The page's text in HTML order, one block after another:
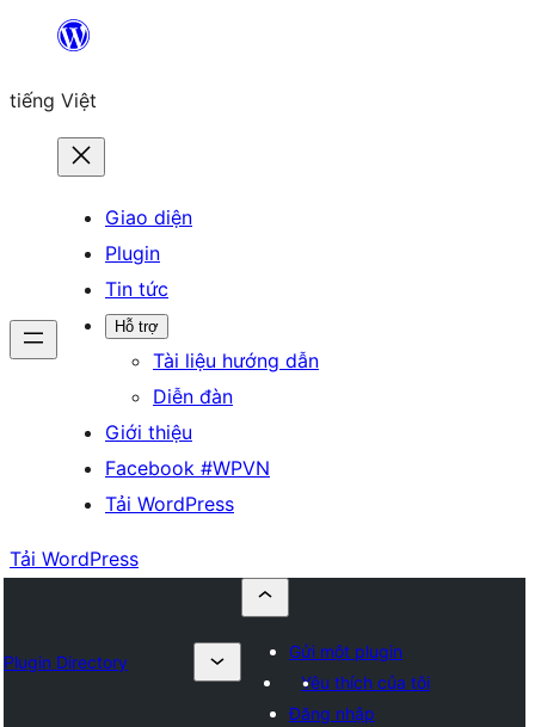
Chuyển
phần
tiếng Việt
Giao diện
Plugin
Tin tức
Hỗ trợ
Tài liệu hướng dẫn
Diễn đàn
Giới thiệu
Facebook #WPVN
Tải WordPress
Tải WordPress
Plugin Directory
Gửi một plugin
Yêu thích của tôi
Đăng nhập